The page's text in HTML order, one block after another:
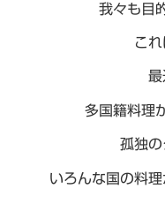
我々も目
これ
最
多国籍料理
孤独の
いろんな国の料理